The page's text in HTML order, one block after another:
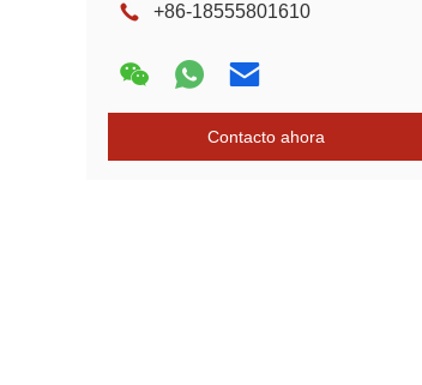
+86-18555801610
Contacto ahora